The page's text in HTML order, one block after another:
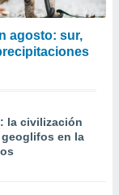
agosto: sur,
la civilización
en la